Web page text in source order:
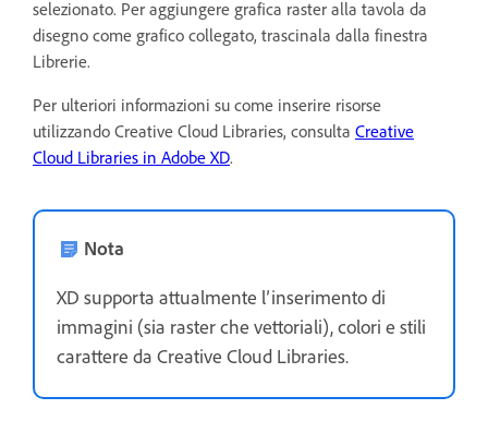
selezionato. Per aggiungere grafica raster alla tavola da
disegno come grafico collegato, trascinala dalla finestra
Librerie.
Per ulteriori informazioni su come inserire risorse
utilizzando Creative Cloud Libraries, consulta Creative
Cloud Libraries in Adobe XD.
Nota
XD supporta attualmente l’inserimento di
immagini (sia raster che vettoriali), colori e stili
carattere da Creative Cloud Libraries.